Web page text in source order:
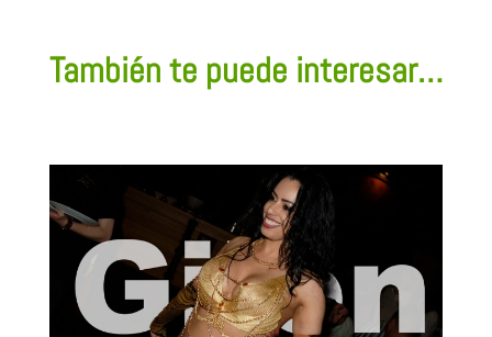
También te puede interesar…